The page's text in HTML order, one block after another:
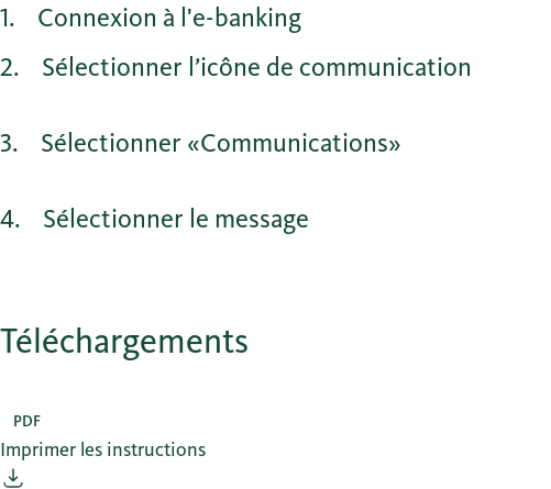
1
Connexion à l'e-banking
2
Sélectionner l’icône de communication
3 Sélectionner «Communications»
4 Sélectionner le message
Téléchargements
PDF
Imprimer les instructions